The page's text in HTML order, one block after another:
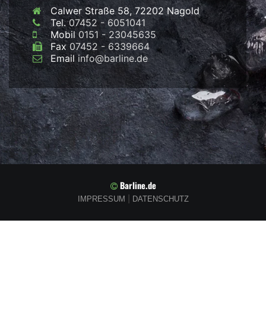
Calwer Straße 58, 72202 Nagold
Tel.07452 - 6051041
Mobil 0151 - 23045635
Fax 07452 - 6339664
Emailinfo@barline.de
Barline.de
IMPRESSUM DATENSCHUTZ